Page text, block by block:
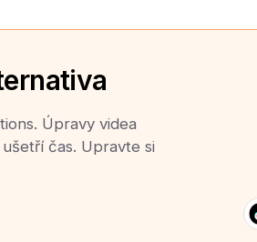
Úpravy videa
čas. Upravte si